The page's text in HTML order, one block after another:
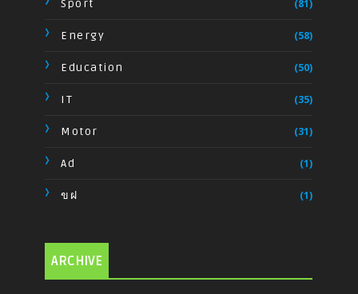
Sport (81)
Energy (58)
Education (50)
IT (35)
Motor (31)
Ad (1)
ขฝ (1)
ARCHIVE